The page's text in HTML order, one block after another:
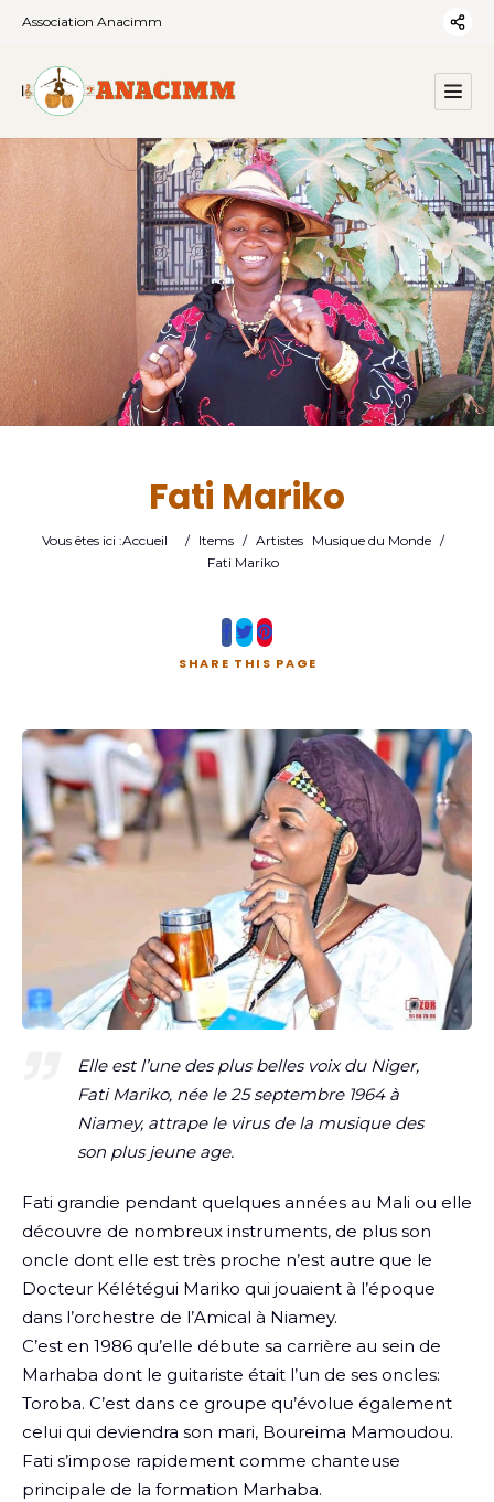
Association Anacimm
Fati Mariko
Vous êtes ici :Accueil / Items / Artistes Musique du Monde /
Fati Mariko
SHARE THIS PAGE
Elle est l’une des plus belles voix du Niger,
Fati Mariko, née le 25 septembre 1964 à
Niamey, attrape le virus de la musique des
son plus jeune age.
Fati grandie pendant quelques années au Mali ou elle
découvre de nombreux instruments, de plus son
oncle dont elle est très proche n’est autre que le
Docteur Kélétégui Mariko qui jouaient à l’époque
dans l’orchestre de l’Amical à Niamey.
C’est en 1986 qu’elle débute sa carrière au sein de
Marhaba dont le guitariste était l’un de ses oncles:
Toroba. C’est dans ce groupe qu’évolue également
celui qui deviendra son mari, Boureima Mamoudou.
Fati s’impose rapidement comme chanteuse
principale de la formation Marhaba.